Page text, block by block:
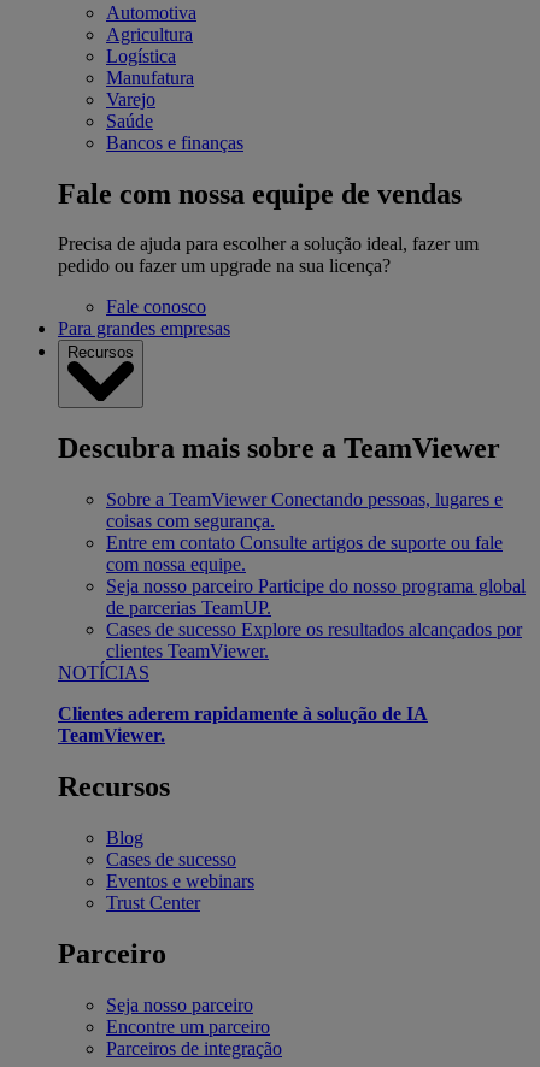
Automotiva
Agricultura
Logística
Manufatura
Varejo
Saúde
Bancos e finanças
Fale com nossa equipe de vendas
Precisa de ajuda para escolher a solução ideal, fazer um
pedido ou fazer um upgrade na sua licença?
Fale conosco
Para grandes empresas
Recursos
Descubra mais sobre a TeamViewer
Sobre a TeamViewer Conectando pessoas, lugares e
coisas com segurança.
Entre em contato Consulte artigos de suporte ou fale
com nossa equipe.
Seja nosso parceiro Participe do nosso programa global
de parcerias TeamUP.
Cases de sucesso Explore os resultados alcançados por
clientes TeamViewer.
NOTÍCIAS
Clientes aderem rapidamente à solução de IA
TeamViewer.
Recursos
Blog
Cases de sucesso
Eventos e webinars
Trust Center
Parceiro
Seja nosso parceiro
Encontre um parceiro
Parceiros de integração